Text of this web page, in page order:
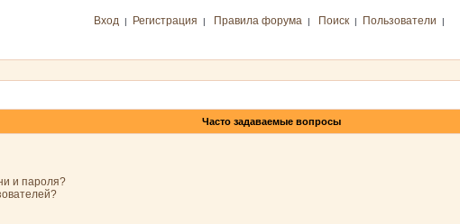
Вход | Регистрация | Правила форума | Поиск| Пользователи |
Часто задаваемые вопросы
и пароля?